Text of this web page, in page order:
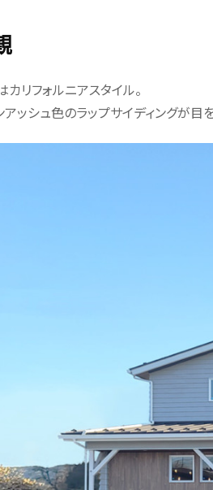
カリフォルニアスタイル。
アッシュ色のラップサイディングが目